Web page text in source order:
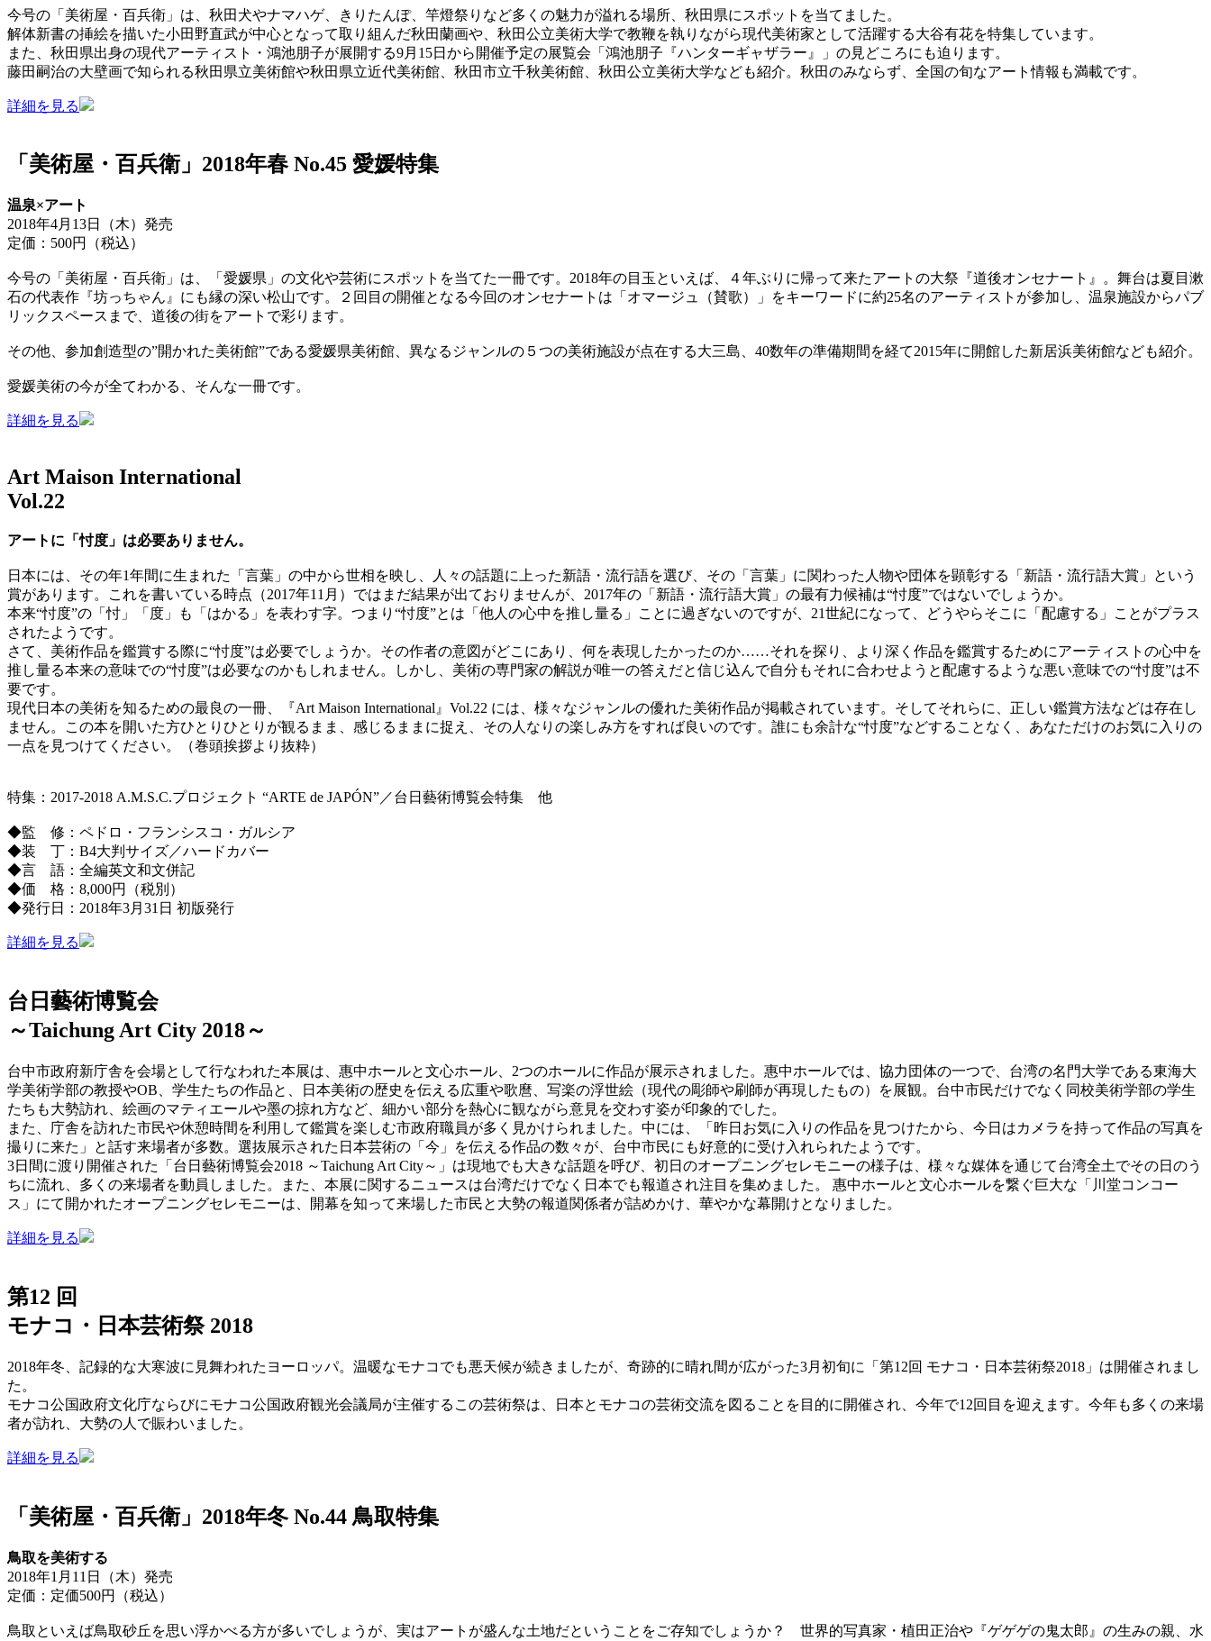
今号の「美術屋・百兵衛」は、秋田犬やナマハゲ、きりたんぽ、竿燈祭りなど多くの魅力が溢れる場所、秋田県にスポットを当てました。
解体新書の挿絵を描いた小田野直武が中心となって取り組んだ秋田蘭画や、秋田公立美術大学で教鞭を執りながら現代美術家として活躍する大谷有花を特集しています。
また、秋田県出身の現代アーティスト・鴻池朋子が展開する9月15日から開催予定の展覧会「鴻池朋子『ハンターギャザラー』」の見どころにも迫ります。
藤田嗣治の大壁画で知られる秋田県立美術館や秋田県立近代美術館、秋田市立千秋美術館、秋田公立美術大学なども紹介。秋田のみならず、全国の旬なアート情報も満載です。
詳細を見る
「美術屋・百兵衛」2018年春 No.45 愛媛特集
温泉×アート
2018年4月13日（木）発売
定価：500円（税込）
今号の「美術屋・百兵衛」は、「愛媛県」の文化や芸術にスポットを当てた一冊です。2018年の目玉といえば、４年ぶりに帰って来たアートの大祭『道後オンセナート』。舞台は夏目漱
石の代表作『坊っちゃん』にも縁の深い松山です。２回目の開催となる今回のオンセナートは「オマージュ（賛歌）」をキーワードに約25名のアーティストが参加し、温泉施設からパブ
リックスペースまで、道後の街をアートで彩ります。
その他、参加創造型の”開かれた美術館”である愛媛県美術館、異なるジャンルの５つの美術施設が点在する大三島、40数年の準備期間を経て2015年に開館した新居浜美術館なども紹介。
愛媛美術の今が全てわかる、そんな一冊です。
詳細を見る
Art Maison International
Vol.22
アートに「忖度」は必要ありません。
日本には、その年1年間に生まれた「言葉」の中から世相を映し、人々の話題に上った新語・流行語を選び、その「言葉」に関わった人物や団体を顕彰する「新語・流行語大賞」という
賞があります。これを書いている時点（2017年11月）ではまだ結果が出ておりませんが、2017年の「新語・流行語大賞」の最有力候補は“忖度”ではないでしょうか。
本来“忖度”の「忖」「度」も「はかる」を表わす字。つまり“忖度”とは「他人の心中を推し量る」ことに過ぎないのですが、21世紀になって、どうやらそこに「配慮する」ことがプラス
されたようです。
さて、美術作品を鑑賞する際に“忖度”は必要でしょうか。その作者の意図がどこにあり、何を表現したかったのか……それを探り、より深く作品を鑑賞するためにアーティストの心中を
推し量る本来の意味での“忖度”は必要なのかもしれません。しかし、美術の専門家の解説が唯一の答えだと信じ込んで自分もそれに合わせようと配慮するような悪い意味での“忖度”は不
要です。
現代日本の美術を知るための最良の一冊、『Art Maison International』Vol.22 には、様々なジャンルの優れた美術作品が掲載されています。そしてそれらに、正しい鑑賞方法などは存在し
ません。この本を開いた方ひとりひとりが観るまま、感じるままに捉え、その人なりの楽しみ方をすれば良いのです。誰にも余計な“忖度”などすることなく、あなただけのお気に入りの
一点を見つけてください。（巻頭挨拶より抜粋）
特集：2017-2018 A.M.S.C.プロジェクト “ARTE de JAPÓN”／台日藝術博覧会特集 他
◆監 修：ペドロ・フランシスコ・ガルシア
◆装 丁：B4大判サイズ／ハードカバー
◆言 語：全編英文和文併記
◆価 格：8,000円（税別）
◆発行日：2018年3月31日 初版発行
詳細を見る
台日藝術博覧会
～Taichung Art City 2018～
台中市政府新庁舎を会場として行なわれた本展は、惠中ホールと文心ホール、2つのホールに作品が展示されました。惠中ホールでは、協力団体の一つで、台湾の名門大学である東海大
学美術学部の教授やOB、学生たちの作品と、日本美術の歴史を伝える広重や歌麿、写楽の浮世絵（現代の彫師や刷師が再現したもの）を展観。台中市民だけでなく同校美術学部の学生
たちも大勢訪れ、絵画のマティエールや墨の掠れ方など、細かい部分を熱心に観ながら意見を交わす姿が印象的でした。
また、庁舎を訪れた市民や休憩時間を利用して鑑賞を楽しむ市政府職員が多く見かけられました。中には、「昨日お気に入りの作品を見つけたから、今日はカメラを持って作品の写真を
撮りに来た」と話す来場者が多数。選抜展示された日本芸術の「今」を伝える作品の数々が、台中市民にも好意的に受け入れられたようです。
3日間に渡り開催された「台日藝術博覧会2018 ～Taichung Art City～」は現地でも大きな話題を呼び、初日のオープニングセレモニーの様子は、様々な媒体を通じて台湾全土でその日のう
ちに流れ、多くの来場者を動員しました。また、本展に関するニュースは台湾だけでなく日本でも報道され注目を集めました。 惠中ホールと文心ホールを繋ぐ巨大な「川堂コンコー
ス」にて開かれたオープニングセレモニーは、開幕を知って来場した市民と大勢の報道関係者が詰めかけ、華やかな幕開けとなりました。
詳細を見る
第12 回
モナコ・日本芸術祭 2018
2018年冬、記録的な大寒波に見舞われたヨーロッパ。温暖なモナコでも悪天候が続きましたが、奇跡的に晴れ間が広がった3月初旬に「第12回 モナコ・日本芸術祭2018」は開催されまし
た。
モナコ公国政府文化庁ならびにモナコ公国政府観光会議局が主催するこの芸術祭は、日本とモナコの芸術交流を図ることを目的に開催され、今年で12回目を迎えます。今年も多くの来場
者が訪れ、大勢の人で賑わいました。
詳細を見る
「美術屋・百兵衛」2018年冬 No.44 鳥取特集
鳥取を美術する
2018年1月11日（木）発売
定価：定価500円（税込）
鳥取といえば鳥取砂丘を思い浮かべる方が多いでしょうが、実はアートが盛んな土地だということをご存知でしょうか？ 世界的写真家・植田正治や『ゲゲゲの鬼太郎』の生みの親、水